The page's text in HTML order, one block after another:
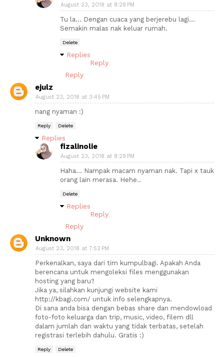
August 23, 2018 at 8:28 PM
Tu la... Dengan cuaca yang berjerebu lagi...
Semakin malas nak keluar rumah.
Delete
Replies
Reply
Reply
ejulz
August 23, 2018 at 3:45 PM
nang nyaman :)
Reply Delete
Replies
fizalinolie
August 23, 2018 at 8:29 PM
Haha... Nampak macam nyaman nak. Tapi x tauk
orang lain merasa. Hehe..
Delete
Replies
Reply
Reply
Unknown
August 23, 2018 at 7:52 PM
Perkenalkan, saya dari tim kumpulbagi. Apakah Anda
berencana untuk mengoleksi files menggunakan
hosting yang baru?
Jika ya, silahkan kunjungi website kami
http://kbagi.com/ untuk info selengkapnya.
Di sana anda bisa dengan bebas share dan mendowload
foto-foto keluarga dan trip, music, video, filem dll
dalam jumlah dan waktu yang tidak terbatas, setelah
registrasi terlebih dahulu. Gratis :)
Reply Delete